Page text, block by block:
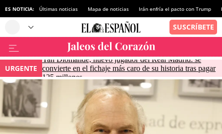
ES NOTICIA: Últimas noticias Mapa de noticias Irán enfría el pacto con Trump
URGENTE
Yan Diomande, nuevo jugador del Real Madrid: se
convierte en el fichaje más caro de su historia tras pagar
125 millones